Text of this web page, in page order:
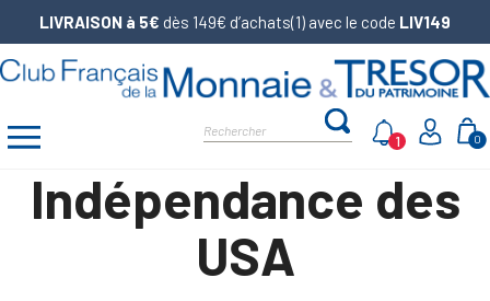
LIVRAISON à 5€ dès 149€ d’achats(1) avec le code LIV149
0
1
Indépendance des
USA